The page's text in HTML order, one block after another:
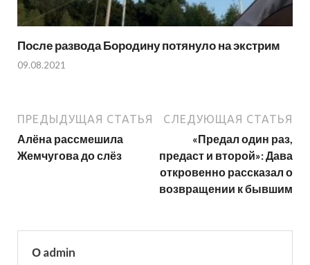
После развода Бородину потянуло на экстрим
09.08.2021
ПРЕДЫДУЩАЯ СТАТЬЯ
Алёна рассмешила
Жемчугова до слёз
СЛЕДУЮЩАЯ СТАТЬЯ
«Предал один раз,
предаст и второй»: Дава
откровенно рассказал о
возвращении к бывшим
О admin